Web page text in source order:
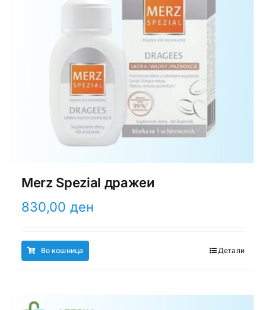
Merz Spezial дражеи
830,00 ден
Во кошница Детали